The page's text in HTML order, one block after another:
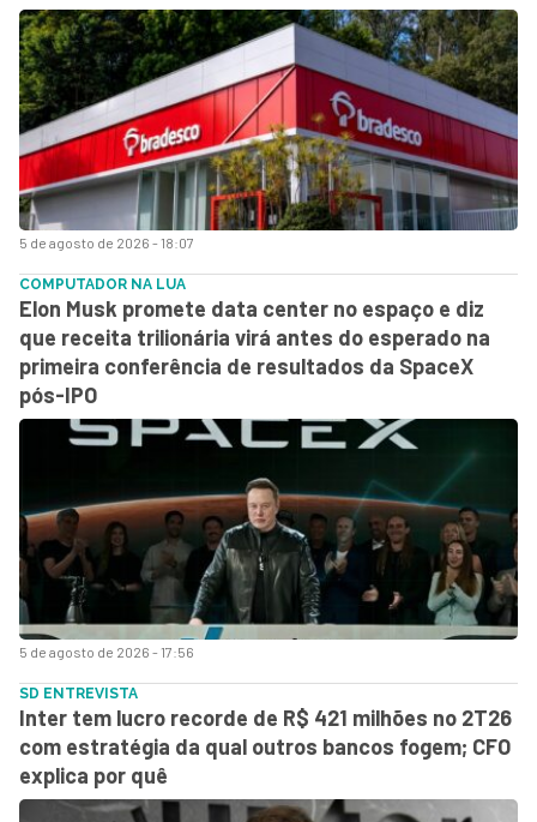
5 de agosto de 2026 - 18:07
5 de agosto de 2026 - 17:56
COMPUTADOR NA LUA
Elon Musk promete data center no espaço e diz
que receita trilionária virá antes do esperado na
primeira conferência de resultados da SpaceX
pós-IPO
SD ENTREVISTA
Inter tem lucro recorde de R$ 421 milhões no 2T26
com estratégia da qual outros bancos fogem; CFO
explica por quê